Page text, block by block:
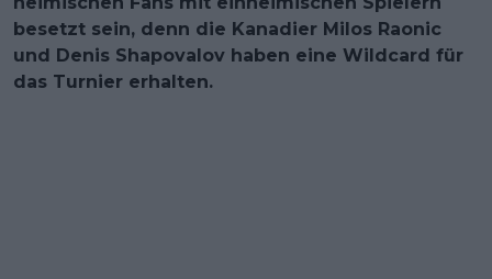
besetzt sein, denn die Kanadier Milos Raonic
und Denis Shapovalov haben eine Wildcard für
das Turnier erhalten.